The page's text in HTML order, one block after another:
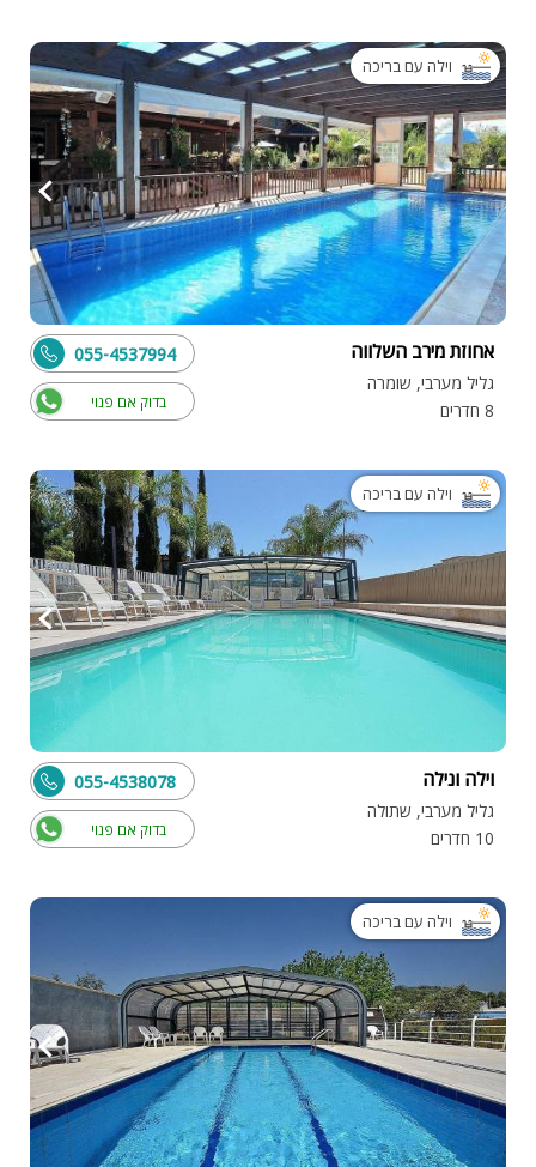
וילה עם בריכה
אחוזת מירב השלווה
גליל מערבי, שומרה
8 חדרים
בדוק אם פנוי
055-4537994
וילה עם בריכה
וילה ונילה
גליל מערבי, שתולה
10 חדרים
בדוק אם פנוי
055-4538078
וילה עם בריכה